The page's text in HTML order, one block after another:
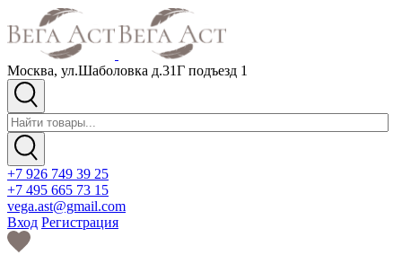
Москва, ул.Шаболовка д.31Г подъезд 1
+7 926 749 39 25
+7 495 665 73 15
vega.ast@gmail.com
Вход Регистрация